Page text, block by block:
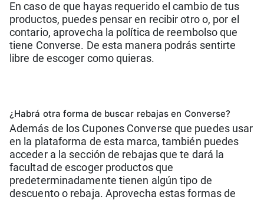
En caso de que hayas requerido el cambio de tus
productos, puedes pensar en recibir otro o, por el
contario, aprovecha la política de reembolso que
tiene Converse. De esta manera podrás sentirte
libre de escoger como quieras.
¿Habrá otra forma de buscar rebajas en Converse?
Además de los Cupones Converse que puedes usar
en la plataforma de esta marca, también puedes
acceder a la sección de rebajas que te dará la
facultad de escoger productos que
predeterminadamente tienen algún tipo de
descuento o rebaja. Aprovecha estas formas de